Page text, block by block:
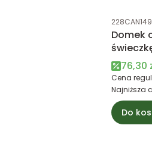
Kod
Domek
Cena
76,30
Cena
Najniższa
Do